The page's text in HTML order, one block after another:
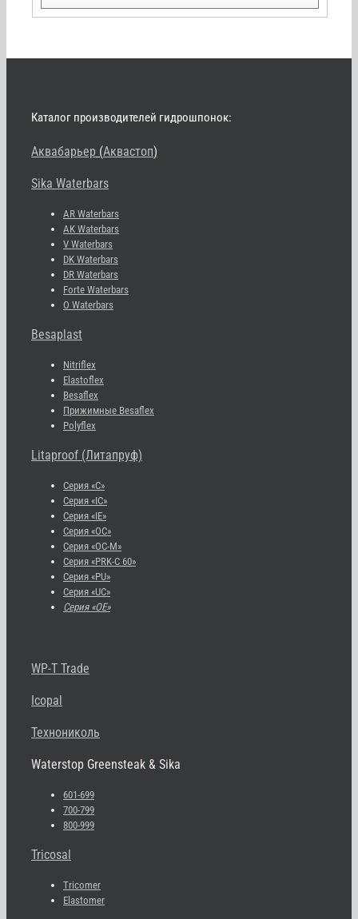
Каталог производителей гидрошпонок:
Аквабарьер (Аквастоп)
Sika Waterbars
AR Waterbars
AK Waterbars
V Waterbars
DK Waterbars
DR Waterbars
Forte Waterbars
O Waterbars
Besaplast
Nitriflex
Elastoflex
Besaflex
Прижимные Besaflex
Polyflex
Litaproof (Литапруф)
Серия «С»
Серия «IC»
Серия «IE»
Серия «OC»
Серия «OC-M»
Серия «PRK-C 60»
Серия «PU»
Серия «UC»
Серия «OE»
WP-T Trade
Icopal
Технониколь
Waterstop Greensteak & Sika
601-699
700-799
800-999
Tricosal
Tricomer
Elastomer